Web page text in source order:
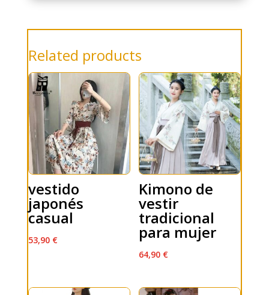
Related products
vestido
japonés
casual
53,90 €
Kimono de
vestir
tradicional
para mujer
64,90 €